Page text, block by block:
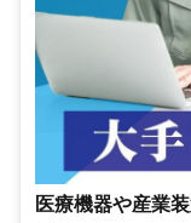
医療機器や産業